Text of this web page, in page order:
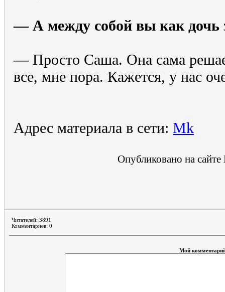
— А между собой вы как дочь
— Просто Саша. Она сама
все, мне пора. Кажется, у нас
Адрес материала в сети: Mk
Опубликовано на
Читателей: 3891
Комментариев: 0
Мой